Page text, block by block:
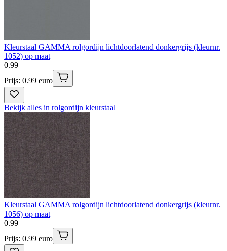
Kleurstaal GAMMA rolgordijn lichtdoorlatend donkergrijs (kleurnr.
1052) op maat
0.99
Prijs: 0.99 euro
Bekijk alles in rolgordijn kleurstaal
Kleurstaal GAMMA rolgordijn lichtdoorlatend donkergrijs (kleurnr.
1056) op maat
0.99
Prijs: 0.99 euro